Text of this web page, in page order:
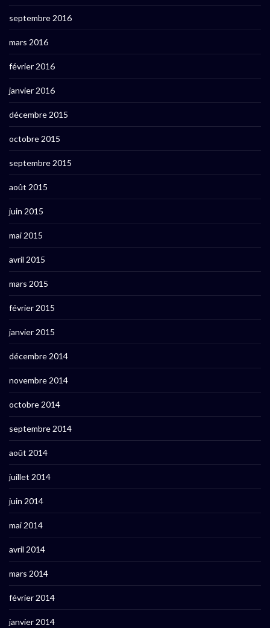
septembre 2016
mars 2016
février 2016
janvier 2016
décembre 2015
octobre 2015
septembre 2015
août 2015
juin 2015
mai 2015
avril 2015
mars 2015
février 2015
janvier 2015
décembre 2014
novembre 2014
octobre 2014
septembre 2014
août 2014
juillet 2014
juin 2014
mai 2014
avril 2014
mars 2014
février 2014
janvier 2014